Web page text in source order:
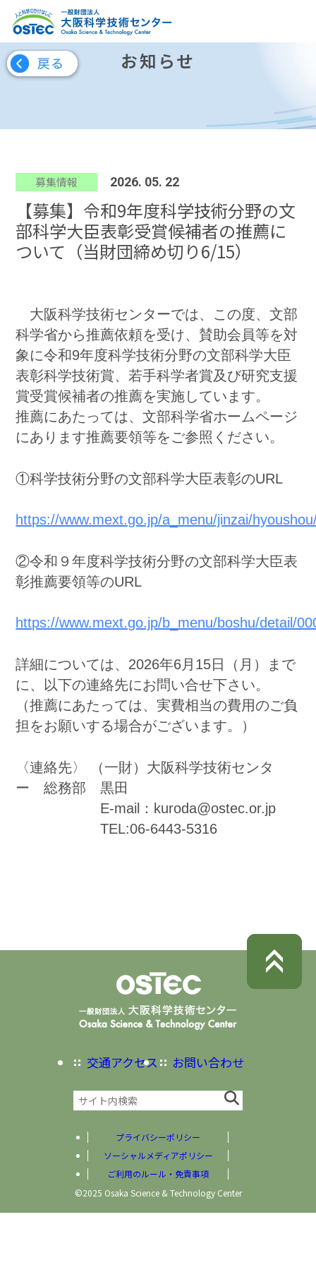
お知らせ
募集情報 2026. 05. 22
【募集】令和9年度科学技術分野の文
部科学大臣表彰受賞候補者の推薦に
ついて（当財団締め切り6/15）
大阪科学技術センターでは、この度、文部
科学省から推薦依頼を受け、賛助会員等を対
象に令和9年度科学技術分野の文部科学大臣
表彰科学技術賞、若手科学者賞及び研究支援
賞受賞候補者の推薦を実施しています。
推薦にあたっては、文部科学省ホームページ
にあります推薦要領等をご参照ください。
①科学技術分野の文部科学大臣表彰のURL
https://www.mext.go.jp/a_menu/jinzai/
②令和９年度科学技術分野の文部科学大臣表
彰推薦要領等のURL
https://www.mext.go.jp/b_menu/boshu/detail/
詳細については、2026年6月15日（月）まで
に、以下の連絡先にお問い合せ下さい。
（推薦にあたっては、実費相当の費用のご負
担をお願いする場合がございます。）
〈連絡先〉 （一財）大阪科学技術センタ
ー 総務部 黒田
E-mail：kuroda@ostec.or.jp
TEL:06-6443-5316
交通アクセス お問い合わせ
プライバシーポリシー
ソーシャルメディアポリシー
ご利用のルール・免責事項
©2025 Osaka Science & Technology Center